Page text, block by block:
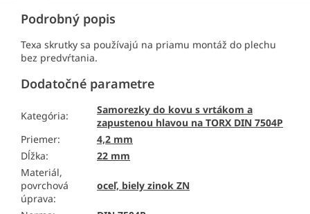
Podrobný popis
Texa skrutky sa používajú na priamu montáž do plechu
bez predvŕtania.
Dodatočné parametre
Kategória:
Samorezky do kovu s vrtákom a
zapustenou hlavou na TORX DIN 7504P
Priemer:
4,2 mm
Dĺžka:
22 mm
Materiál,
povrchová
úprava:
oceľ, biely zinok ZN